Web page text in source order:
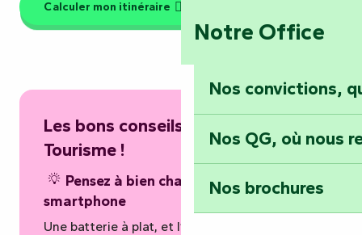
Notre Office
Nos convictions,
Nos QG, où nous
Nos brochures
Calculer mon itinéraire
Les bons conseils de l’Office de
Tourisme !
Pensez à bien charger votre
smartphone
Une batterie à plat, et l’aventure s’arrête net…